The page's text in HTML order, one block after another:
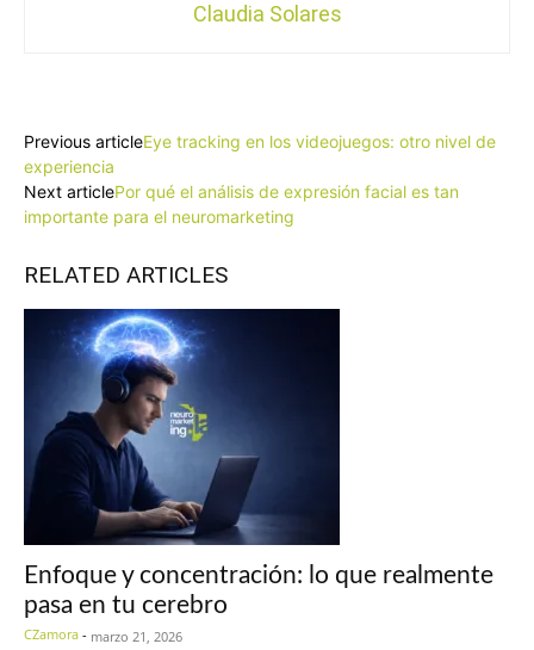
Claudia Solares
Previous articleEye tracking en los videojuegos: otro nivel de
experiencia
Next articlePor qué el análisis de expresión facial es tan
importante para el neuromarketing
RELATED ARTICLES
Enfoque y concentración: lo que realmente
pasa en tu cerebro
CZamora - marzo 21, 2026